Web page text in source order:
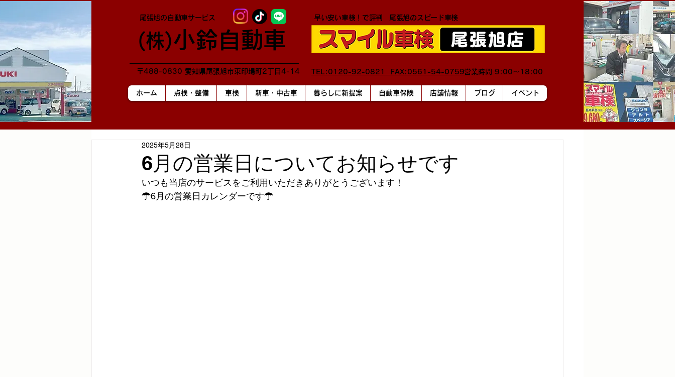
尾張旭の自動車サービス
​(株)小鈴自動車
早い安い車検！で評判 尾張旭のスピード車検
〒488-0830 愛知県尾張旭市東印場町2丁目4-14 TEL:0120-92-0821 FAX:0561-54-0759営業時間 9:00～18:00
ホーム 点検・整備 車検 新車・中古車 暮らしに新提案 自動車保険 店舗情報 ブログ イベント
6月の営業日についてお知らせです
2025年5月28日
いつも当店のサービスをご利用いただきありがとうございます！
☂6月の営業日カレンダーです☂